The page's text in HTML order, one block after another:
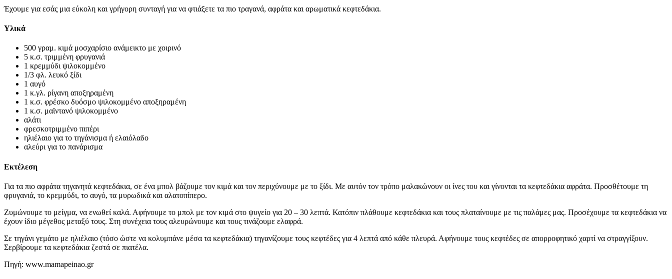
Έχουμε για εσάς μια εύκολη και γρήγορη συνταγή για να φτιάξετε τα πιο τραγανά, αφράτα και αρωματικά κεφτεδάκια.
Υλικά
500 γραμ. κιμά μοσχαρίσιο ανάμεικτο με χοιρινό
5 κ.σ. τριμμένη φρυγανιά
1 κρεμμύδι ψιλοκομμένο
1/3 φλ. λευκό ξίδι
1 αυγό
1 κ.γλ. ρίγανη αποξηραμένη
1 κ.σ. φρέσκο δυόσμο ψιλοκομμένο αποξηραμένη
1 κ.σ. μαϊντανό ψιλοκομμένο
αλάτι
φρεσκοτριμμένο πιπέρι
ηλιέλαιο για το τηγάνισμα ή ελαιόλαδο
αλεύρι για το πανάρισμα
Εκτέλεση
Για τα πιο αφράτα τηγανητά κεφτεδάκια, σε ένα μπολ βάζουμε τον κιμά και τον περιχύνουμε με το ξίδι. Με αυτόν τον τρόπο μαλακώνουν οι ίνες του και γίνονται τα κεφτεδάκια αφράτα. Προσθέτουμε τη
φρυγανιά, το κρεμμύδι, το αυγό, τα μυρωδικά και αλατοπίπερο.
Ζυμώνουμε το μείγμα, να ενωθεί καλά. Αφήνουμε το μπολ με τον κιμά στο ψυγείο για 20 – 30 λεπτά. Κατόπιν πλάθουμε κεφτεδάκια και τους πλαταίνουμε με τις παλάμες μας. Προσέχουμε τα κεφτεδάκια να
έχουν ίδιο μέγεθος μεταξύ τους. Στη συνέχεια τους αλευρώνουμε και τους τινάζουμε ελαφρά.
Σε τηγάνι γεμάτο με ηλιέλαιο (τόσο ώστε να κολυμπάνε μέσα τα κεφτεδάκια) τηγανίζουμε τους κεφτέδες για 4 λεπτά από κάθε πλευρά. Αφήνουμε τους κεφτέδες σε απορροφητικό χαρτί να στραγγίξουν.
Σερβίρουμε τα κεφτεδάκια ζεστά σε πιατέλα.
Πηγή: www.mamapeinao.gr